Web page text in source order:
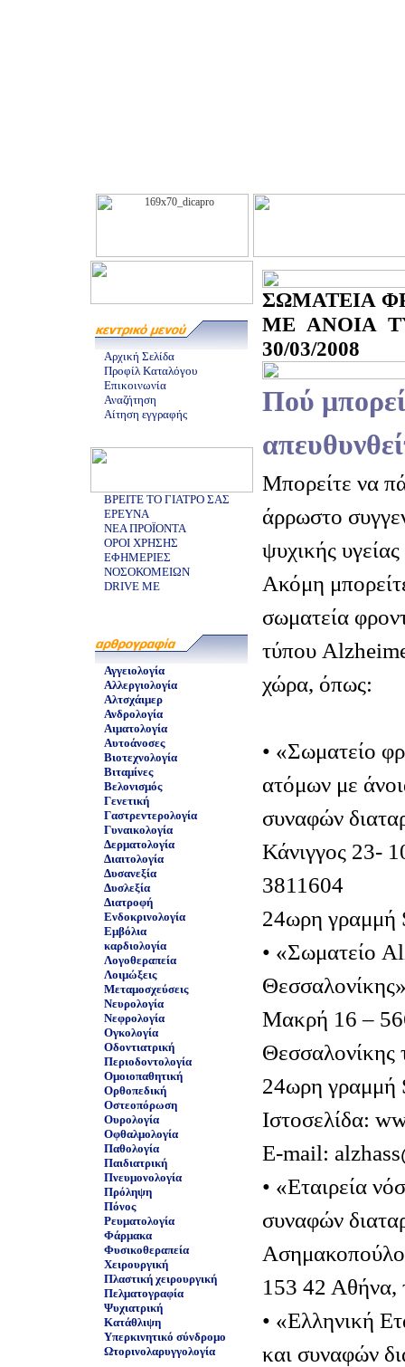
Αρχική Σελίδα
Προφίλ Καταλόγου
Επικοινωνία
Αναζήτηση
Αίτηση εγγραφής
ΒΡΕΙΤΕ ΤΟ ΓΙΑΤΡΟ ΣΑΣ
ΕΡΕΥΝΑ
ΝΕΑ ΠΡΟΪΟΝΤΑ
ΟΡΟΙ ΧΡΗΣΗΣ
ΕΦΗΜΕΡΙΕΣ
ΝΟΣΟΚΟΜΕΙΩΝ
DRIVE ME
Αγγειολογία
Αλλεργιολογία
Αλτσχάιμερ
Ανδρολογία
Αιματολογία
Αυτοάνοσες
Βιοτεχνολογία
Βιταμίνες
Βελονισμός
Γενετική
Γαστρεντερολογία
Γυναικολογία
Δερματολογία
Διαιτολογία
Δυσανεξία
Δυσλεξία
Διατροφή
Ενδοκρινολογία
Εμβόλια
καρδιολογία
Λογοθεραπεία
Λοιμώξεις
Μεταμοσχεύσεις
Νευρολογία
Νεφρολογία
Ογκολογία
Οδοντιατρική
Περιοδοντολογία
Ομοιοπαθητική
Ορθοπεδική
Οστεοπόρωση
Ουρολογία
Οφθαλμολογία
Παθολογία
Παιδιατρική
Πνευμονολογία
Πρόληψη
Πόνος
Ρευματολογία
Φάρμακα
Φυσικοθεραπεία
Χειρουργική
Πλαστική χειρουργική
Πελματογραφία
Ψυχιατρική
Κατάθλιψη
Υπερκινητικό σύνδρομο
Ωτορινολαρυγγολογία
ΣΩΜΑΤΕΙΑ
ΜΕ ΑΝΟΙΑ
30/03/2008
Πού
Μπορείτε να
άρρωστο
ψυχικής
Ακόμη
σωματεία
τύπου
χώρα, όπως:
• «Σωματείο
ατόμων με
συναφών
Κάνιγγος 23-
3811604
24ωρη γραμμή
• «Σωματείο
Μακρή 16 –
24ωρη γραμμή
Ιστοσελίδα:
E-mail:
• «Εταιρεία
συναφών
153 42 Αθήνα,
• «Ελληνική
και συναφών